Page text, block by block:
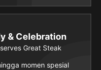
& Celebration
Great Steak
momen spesial